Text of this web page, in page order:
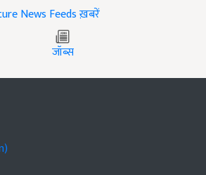
ख़बरें
जॉब्स